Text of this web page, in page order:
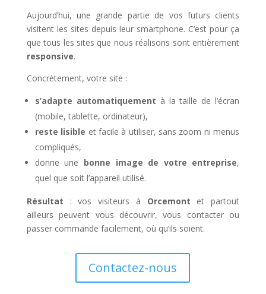
Aujourd’hui, une grande partie de vos futurs clients
visitent les sites depuis leur smartphone. C’est pour ça
que tous les sites que nous réalisons sont entièrement
responsive.
Concrètement, votre site :
s’adapte automatiquement à la taille de l’écran
(mobile, tablette, ordinateur),
reste lisible et facile à utiliser, sans zoom ni menus
compliqués,
donne une bonne image de votre entreprise,
quel que soit l’appareil utilisé.
Résultat : vos visiteurs à Orcemont et partout
ailleurs peuvent vous découvrir, vous contacter ou
passer commande facilement, où qu’ils soient.
Contactez-nous